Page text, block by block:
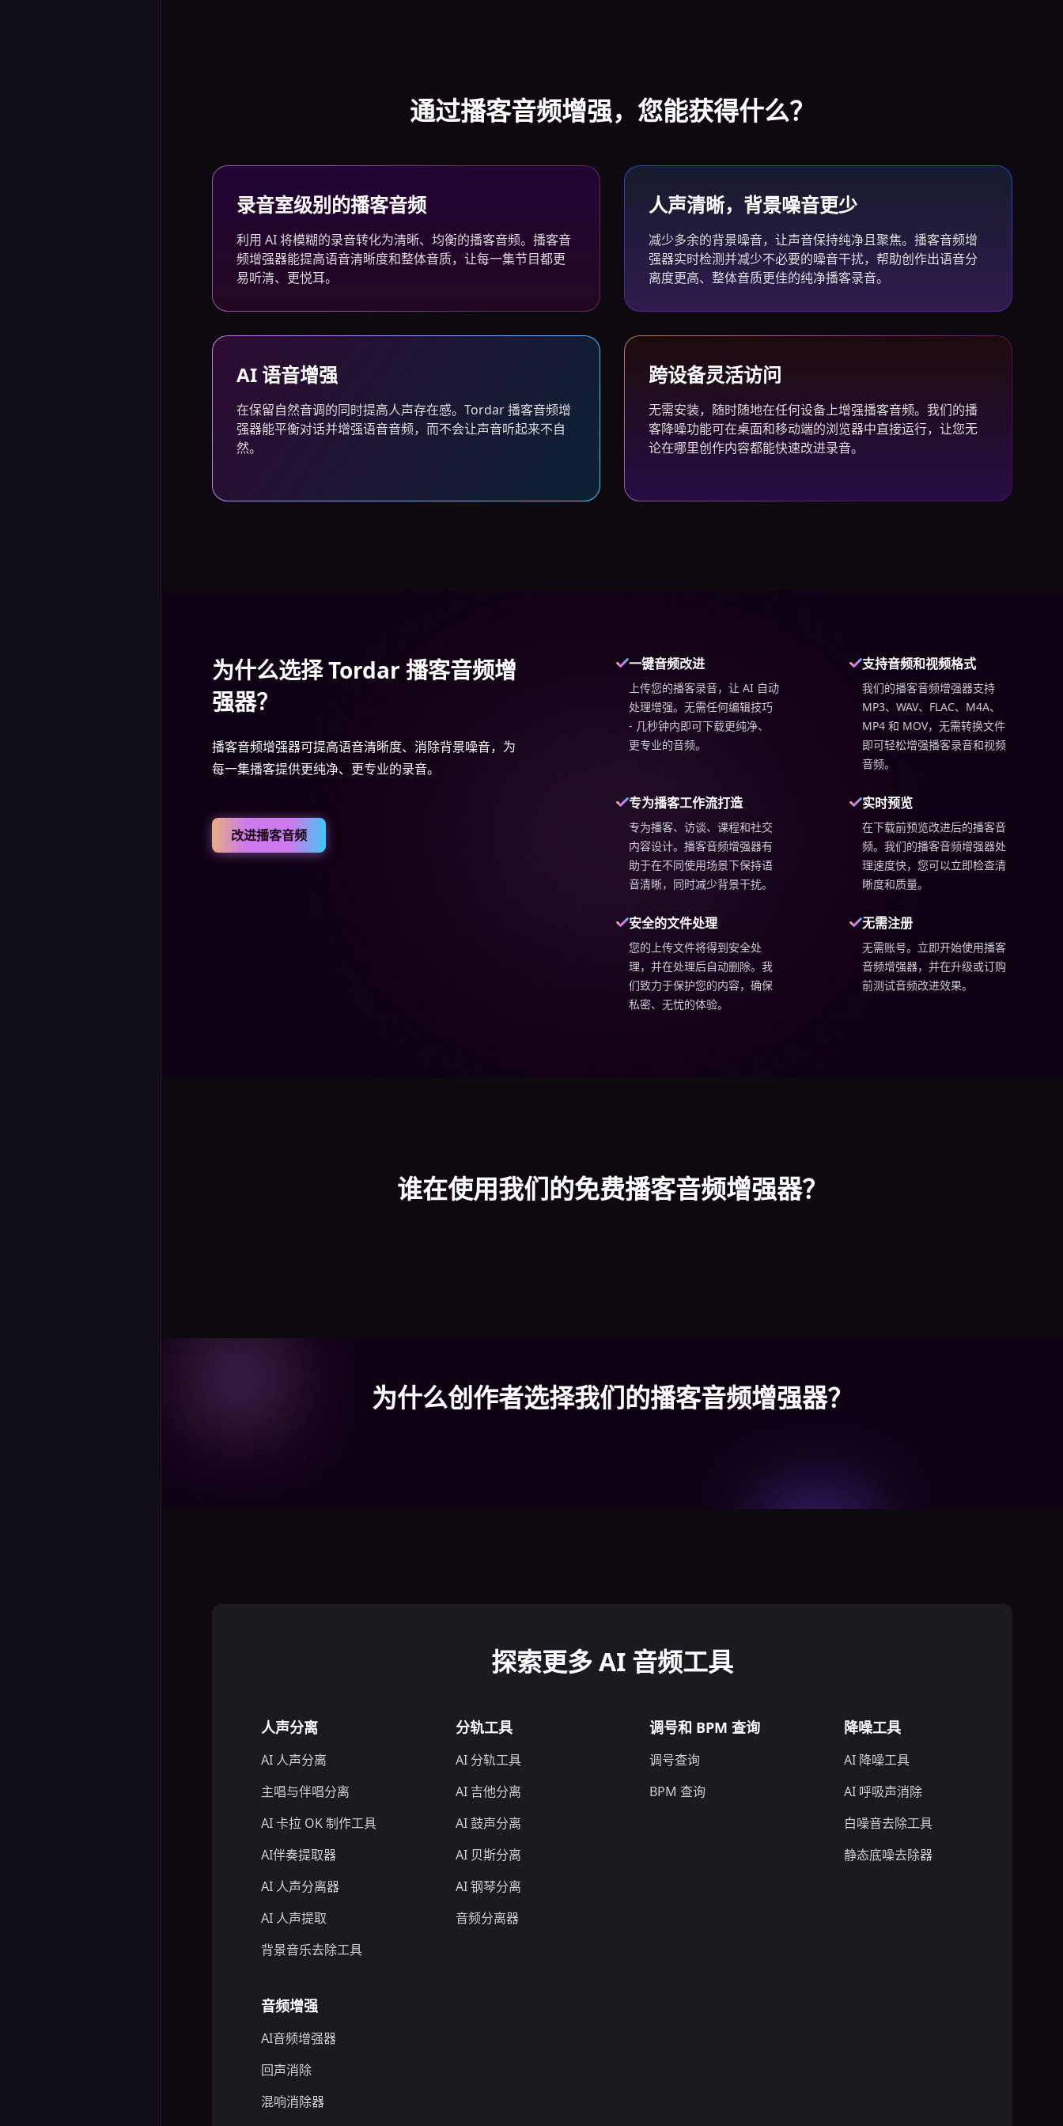
通过播客音频增强，您能获得什么？
录音室级别的播客音频
利用 AI 将模糊的录音转化为清晰、均衡的播客音频。播客音
频增强器能提高语音清晰度和整体音质，让每一集节目都更
易听清、更悦耳。
人声清晰，背景噪音更少
减少多余的背景噪音，让声音保持纯净且聚焦。播客音频增
强器实时检测并减少不必要的噪音干扰，帮助创作出语音分
离度更高、整体音质更佳的纯净播客录音。
AI 语音增强
在保留自然音调的同时提高人声存在感。Tordar 播客音频增
强器能平衡对话并增强语音音频，而不会让声音听起来不自
然。
跨设备灵活访问
无需安装，随时随地在任何设备上增强播客音频。我们的播
客降噪功能可在桌面和移动端的浏览器中直接运行，让您无
论在哪里创作内容都能快速改进录音。
为什么选择 Tordar 播客音频增
强器？
播客音频增强器可提高语音清晰度、消除背景噪音，为
每一集播客提供更纯净、更专业的录音。
改进播客音频
一键音频改进
上传您的播客录音，让 AI 自动
处理增强。无需任何编辑技巧
- 几秒钟内即可下载更纯净、
更专业的音频。
支持音频和视频格式
我们的播客音频增强器支持
MP3、WAV、FLAC、M4A、
MP4 和 MOV，无需转换文件
即可轻松增强播客录音和视频
音频。
专为播客工作流打造
专为播客、访谈、课程和社交
内容设计。播客音频增强器有
助于在不同使用场景下保持语
音清晰，同时减少背景干扰。
实时预览
在下载前预览改进后的播客音
频。我们的播客音频增强器处
理速度快，您可以立即检查清
晰度和质量。
安全的文件处理
您的上传文件将得到安全处
理，并在处理后自动删除。我
们致力于保护您的内容，确保
私密、无忧的体验。
无需注册
无需账号。立即开始使用播客
音频增强器，并在升级或订购
前测试音频改进效果。
谁在使用我们的免费播客音频增强器？
为什么创作者选择我们的播客音频增强器？
探索更多 AI 音频工具
人声分离
AI 人声分离
主唱与伴唱分离
AI 卡拉 OK 制作工具
AI伴奏提取器
AI 人声分离器
AI 人声提取
背景音乐去除工具
分轨工具
AI 分轨工具
AI 吉他分离
AI 鼓声分离
AI 贝斯分离
AI 钢琴分离
音频分离器
调号和 BPM 查询
调号查询
BPM 查询
降噪工具
AI 降噪工具
AI 呼吸声消除
白噪音去除工具
静态底噪去除器
音频增强
AI音频增强器
回声消除
混响消除器